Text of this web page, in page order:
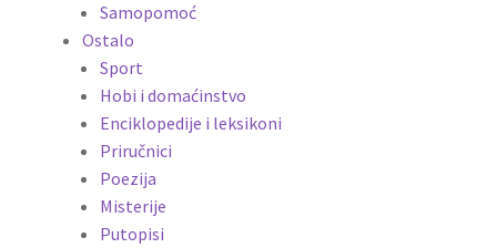
Samopomoć
Ostalo
Sport
Hobi i domaćinstvo
Enciklopedije i leksikoni
Priručnici
Poezija
Misterije
Putopisi